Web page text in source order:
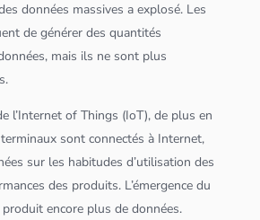
données massives a explosé. Les
de générer des quantités
, mais ils ne sont plus
l’Internet of Things (IoT), de plus en
sont connectés à Internet,
sur les habitudes d’utilisation des
des produits. L’émergence du
produit encore plus dedonnées.